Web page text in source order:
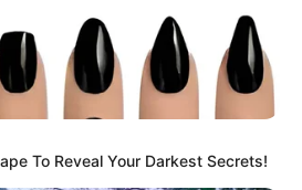
To Reveal Your Darkest Secrets!